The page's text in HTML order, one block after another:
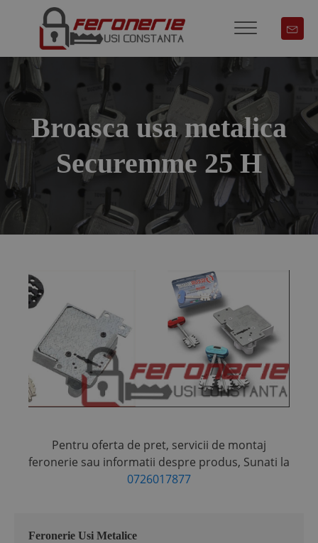
Broasca usa metalica
Securemme 25 H
Feronerie Usi Metalice
Pentru oferta de pret, servicii de montaj
feronerie sau informatii despre produs, Sunati la
0726017877